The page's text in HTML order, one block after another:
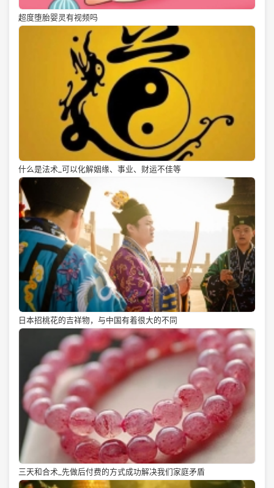
超度堕胎婴灵有视频吗
什么是法术_可以化解姻缘、事业、财运不佳等
日本招桃花的吉祥物，与中国有着很大的不同
三天和合术_先做后付费的方式成功解决我们家庭矛盾